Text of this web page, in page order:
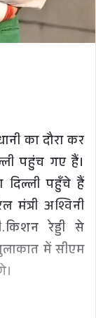
का दौरा कर
पहुंच गए हैं।
दिल्ली पहुँचे हैं
अश्विनी
रेड्डी से
में सीएम